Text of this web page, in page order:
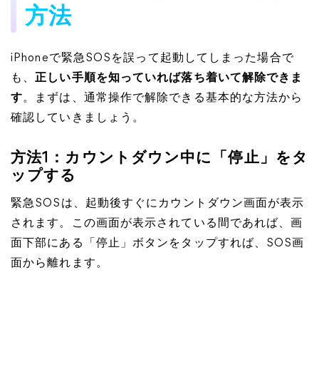
方法
iPhoneで緊急SOSを誤って起動してしまった場合で
も、正しい手順を知っていれば落ち着いて解除できま
す。まずは、通常操作で解除できる基本的な方法から
確認していきましょう。
方法1：カウントダウン中に「停止」をタ
ップする
緊急SOSは、起動後すぐにカウントダウン画面が表示
されます。この画面が表示されている間であれば、画
面下部にある「停止」ボタンをタップすれば、SOS画
面から離れます。